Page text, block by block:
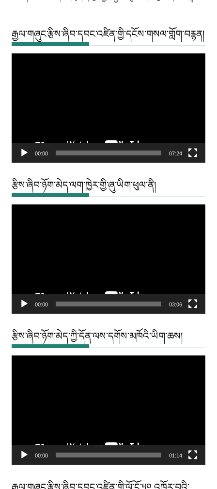
རྒྱལ་གཞུང་རྩིས་ཞིབ་དབང་འཛིན་གྱི་དངོས་གསལ་གློག་བརྙན།
00:00 07:24
རྩིས་ཞིབ་ཉོག་མེད་ལག་ཁྱེར་གྱི་ཞུ་ཡིག་ཕུལ་ནི།
00:00 03:06
རྩིས་ཞིབ་ཉོག་མེད་ཀྱི་དོན་ལས་དགོས་མཁོའི་ཡིག་ཆས།
00:00 01:14